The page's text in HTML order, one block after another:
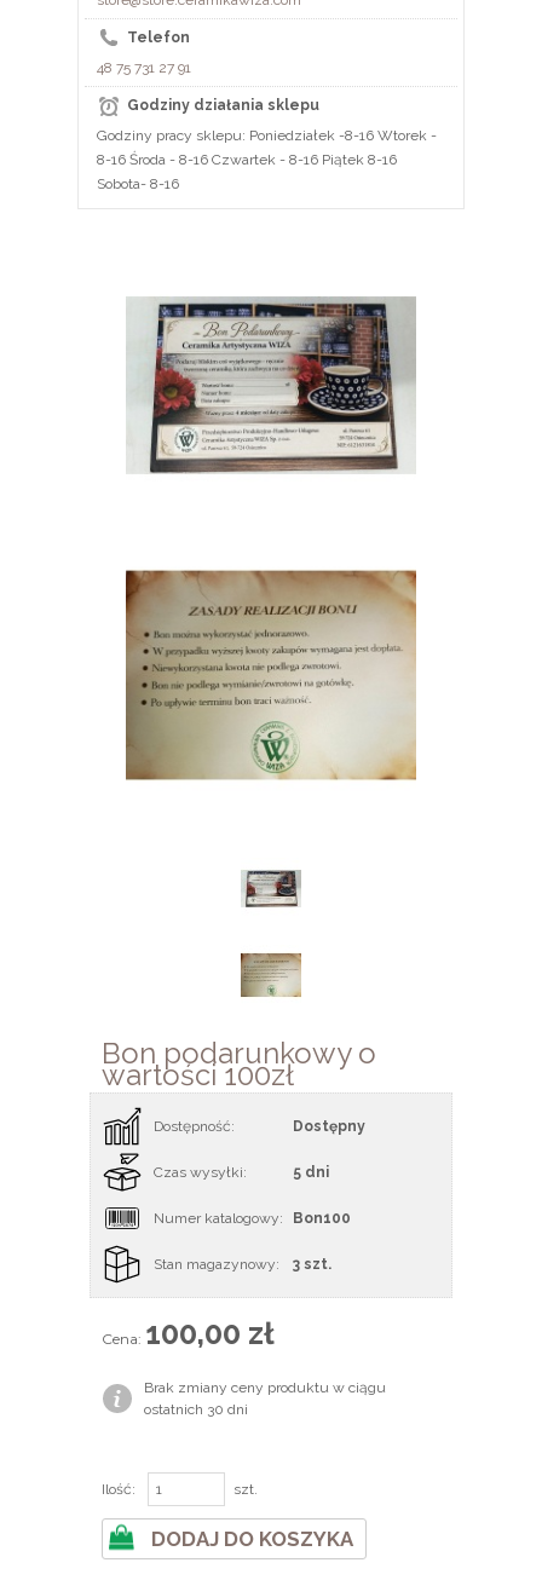
Telefon
48 75 731 27 91
Godziny działania sklepu
Godziny pracy sklepu: Poniedziałek -8-16 Wtorek -
8-16 Środa - 8-16 Czwartek - 8-16 Piątek 8-16
Sobota- 8-16
Bon podarunkowy o
wartości 100zł
Dostępność: Dostępny
Czas wysyłki: 5 dni
Numer katalogowy: Bon100
Stan magazynowy: 3 szt.
Cena: 100,00 zł
Brak zmiany ceny produktu w ciągu
ostatnich 30 dni
Ilość: szt.
DODAJ DO KOSZYKA